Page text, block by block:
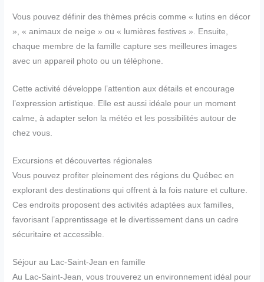
Vous pouvez définir des thèmes précis comme « lutins en décor
», « animaux de neige » ou « lumières festives ». Ensuite,
chaque membre de la famille capture ses meilleures images
avec un appareil photo ou un téléphone.
Cette activité développe l’attention aux détails et encourage
l’expression artistique. Elle est aussi idéale pour un moment
calme, à adapter selon la météo et les possibilités autour de
chez vous.
Excursions et découvertes régionales
Vous pouvez profiter pleinement des régions du Québec en
explorant des destinations qui offrent à la fois nature et culture.
Ces endroits proposent des activités adaptées aux familles,
favorisant l’apprentissage et le divertissement dans un cadre
sécuritaire et accessible.
Séjour au Lac-Saint-Jean en famille
Au Lac-Saint-Jean, vous trouverez un environnement idéal pour